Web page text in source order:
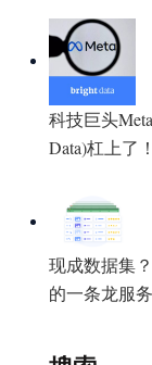
科技巨头
Data)杠上了！
现成数据集
的一条龙服务